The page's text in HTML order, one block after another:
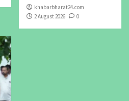
khabarbharat24.com
2 August 2026
0